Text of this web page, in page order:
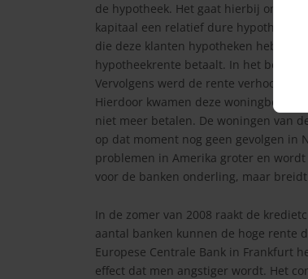
de hypotheek. Het gaat hierbij om
kapitaal een relatief dure hypotheken
die deze klanten hypotheken hebben
hypotheekrente betaalt. In het begin
Vervolgens werd de rente verhoogd
Hierdoor kwamen deze
niet meer betalen. De woningen van
op dat moment nog geen gevolgen in
problemen in Amerika groter en
voor de banken onderling, maar
In de zomer van 2008 raakt de
aantal banken kunnen de hoge rente
Europese Centrale Bank in Frankfurt
effect dat men angstiger wordt. Het